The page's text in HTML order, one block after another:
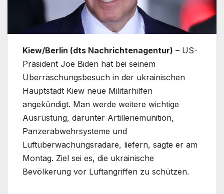
Kiew/Berlin (dts Nachrichtenagentur) – US-
Präsident Joe Biden hat bei seinem
Überraschungsbesuch in der ukrainischen
Hauptstadt Kiew neue Militärhilfen
angekündigt. Man werde weitere wichtige
Ausrüstung, darunter Artilleriemunition,
Panzerabwehrsysteme und
Luftüberwachungsradare, liefern, sagte er am
Montag. Ziel sei es, die ukrainische
Bevölkerung vor Luftangriffen zu schützen.